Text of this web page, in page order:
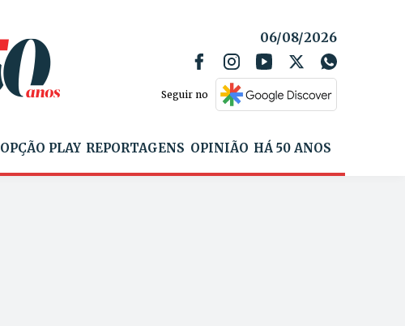
06/08/2026
Seguir no
OPÇÃO PLAY REPORTAGENS OPINIÃO HÁ 50 ANOS